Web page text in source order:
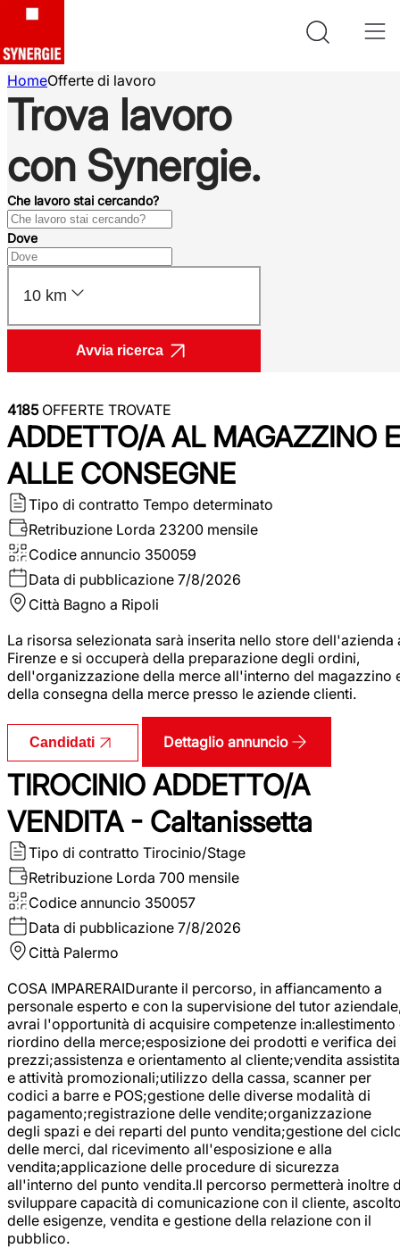
HomeOfferte di lavoro
Trova lavoro
con Synergie.
Che lavoro stai cercando?
Dove
10 km
Avvia ricerca
4185OFFERTE TROVATE
ADDETTO/A AL MAGAZZINO E
ALLE CONSEGNE
Tipo di contratto Tempo determinato
Retribuzione Lorda 23200 mensile
Codice annuncio 350059
Data di pubblicazione 7/8/2026
Città Bagno a Ripoli
La risorsa selezionata sarà inserita nello store dell'azienda
Firenze e si occuperà della preparazione degli ordini,
dell'organizzazione della merce all'interno del magazzino
della consegna della merce presso le aziende clienti.
Candidati Dettaglio annuncio
TIROCINIO ADDETTO/A
VENDITA - Caltanissetta
Tipo di contratto Tirocinio/Stage
Retribuzione Lorda 700 mensile
Codice annuncio 350057
Data di pubblicazione 7/8/2026
Città Palermo
COSA IMPARERAIDurante il percorso, in affiancamento a
personale esperto e con la supervisione del tutor
avrai l'opportunità di acquisire competenze in:allestimento
riordino della merce;esposizione dei prodotti e verifica dei
prezzi;assistenza e orientamento al cliente;vendita assistita
e attività promozionali;utilizzo della cassa, scanner per
codici a barre e POS;gestione delle diverse modalità di
pagamento;registrazione delle vendite;organizzazione
degli spazi e dei reparti del punto vendita;gestione del
delle merci, dal ricevimento all'esposizione e alla
vendita;applicazione delle procedure di sicurezza
all'interno del punto vendita.Il percorso permetterà inoltre
sviluppare capacità di comunicazione con il cliente,
delle esigenze, vendita e gestione della relazione con il
pubblico.